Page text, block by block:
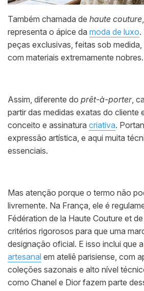
Também chamada de haute couture
representa o ápice da moda de luxo.
peças exclusivas, feitas sob medida,
com materiais extremamente nobres.
Assim, diferente do prêt-à-porter,
partir das medidas exatas do cliente
conceito e assinatura criativa.
expressão artística, e aqui muita
essenciais.
Mas atenção porque o termo não
livremente. Na França, ele é
Fédération de la Haute Couture et
critérios rigorosos para que uma
designação oficial. E isso inclui que a
artesanal em ateliê parisiense, com
coleções sazonais e alto nível
como Chanel e Dior fazem parte